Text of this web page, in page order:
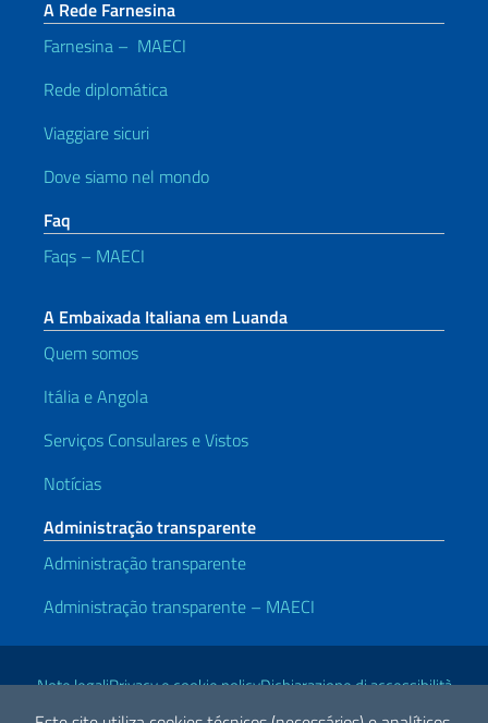
A Rede Farnesina
Farnesina – MAECI
Rede diplomática
Viaggiare sicuri
Dove siamo nel mondo
Faq
Faqs – MAECI
A Embaixada Italiana em Luanda
Quem somos
Itália e Angola
Serviços Consulares e Vistos
Notícias
Administração transparente
Administração transparente
Administração transparente – MAECI
Links Úteis
Note legaliPrivacy e cookie policyDichiarazione di accessibilità